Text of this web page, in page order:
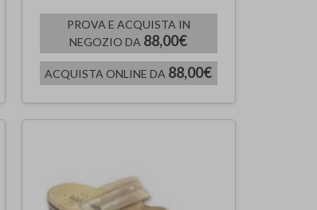
PROVA E ACQUISTA IN
NEGOZIO DA 88,00€
ACQUISTA ONLINE DA 88,00€